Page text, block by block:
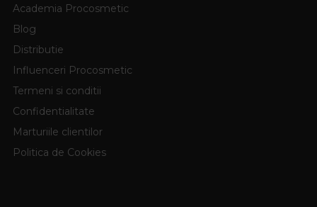
Academia Procosmetic
Blog
Distributie
Influenceri Procosmetic
Termeni si conditii
Confidentialitate
Marturiile clientilor
Politica de Cookies